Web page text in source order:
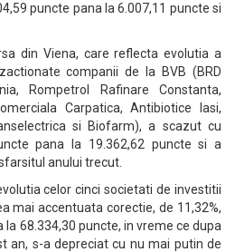
puncte pana la 6.007,11 puncte si
din Viena, care reflecta evolutia a
companii de la BVB (BRD
Rompetrol Rafinare Constanta,
Carpatica, Antibiotice Iasi,
si Biofarm), a scazut cu
pana la 19.362,62 puncte si a
anului trecut.
celor cinci societati de investitii
mai accentuata corectie, de 11,32%,
la 68.334,30 puncte, in vreme ce dupa
an, s-a depreciat cu nu mai putin de